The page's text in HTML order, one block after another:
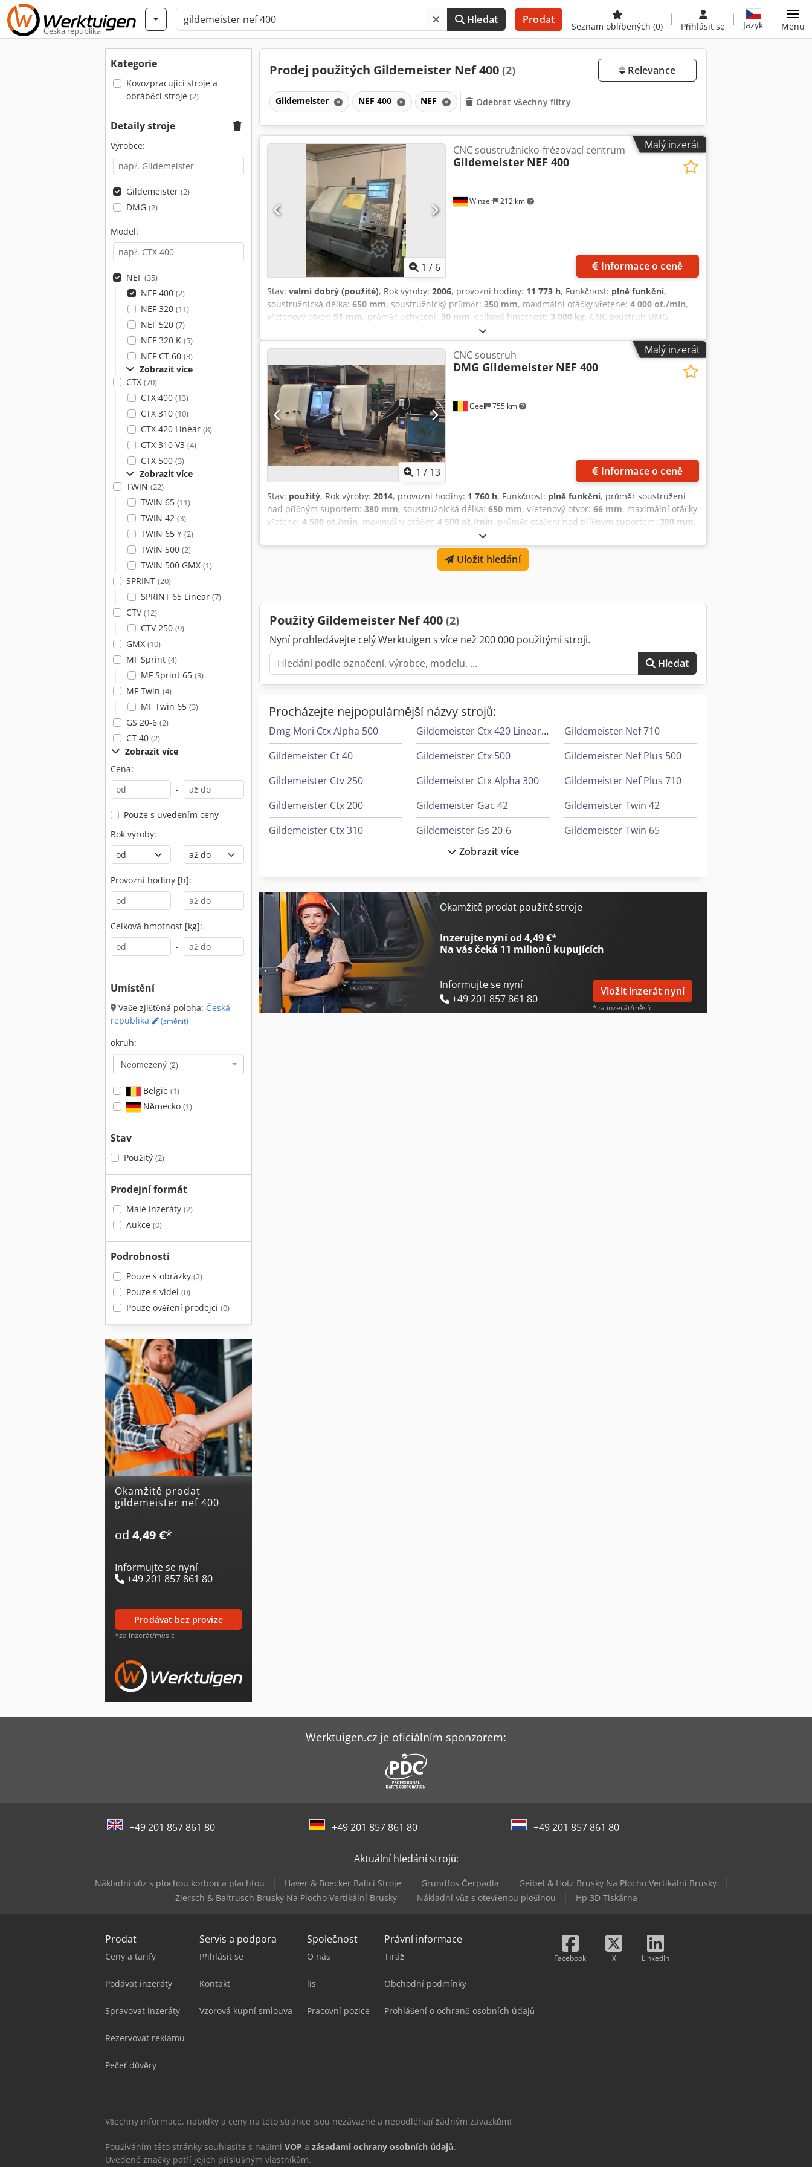
Česká republika
Hledat Prodat
Seznam oblíbených (0) Přihlásit se Jazyk Menu
Kategorie
Kovozpracující stroje a
obráběcí stroje (2)
Detaily stroje
Výrobce:
Gildemeister (2)
DMG (2)
Model:
NEF (35)
NEF 400 (2)
NEF 320 (11)
NEF 520 (7)
NEF 320 K (5)
NEF CT 60 (3)
Zobrazit více
CTX (70)
CTX 400 (13)
CTX 310 (10)
CTX 420 Linear (8)
CTX 310 V3 (4)
CTX 500 (3)
Zobrazit více
TWIN (22)
TWIN 65 (11)
TWIN 42 (3)
TWIN 65 Y (2)
TWIN 500 (2)
TWIN 500 GMX (1)
SPRINT (20)
SPRINT 65 Linear (7)
CTV(12)
CTV 250 (9)
GMX (10)
MF Sprint (4)
MF Sprint 65 (3)
MF Twin (4)
MF Twin 65 (3)
GS 20-6 (2)
CT 40 (2)
Zobrazit více
Cena:
-
Pouze s uvedením ceny
Rok výroby:
-
Provozní hodiny [h]:
-
Celková hmotnost [kg]:
-
Umístění
Vaše zjištěná poloha: Česká
republika
(změnit)
okruh:
Neomezený (2)
Belgie (1)
Německo (1)
Stav
Použitý (2)
Prodejní formát
Malé inzeráty (2)
Aukce (0)
Podrobnosti
Pouze s obrázky (2)
Pouze s videi (0)
Pouze ověření prodejci (0)
Okamžitě prodat
gildemeister nef 400
od 4,49 €*
Informujte se nyní
+49 201 857 861 80
prodávat bez provize
*za inzerát/měsíc
Prodej použitých Gildemeister Nef 400 (2) Relevance
Gildemeister NEF 400 NEF Odebrat všechny filtry
Malý inzerát
1 / 6
Winzer 212 km
CNC soustružnicko-frézovací centrum
Gildemeister NEF 400
Informace o ceně
Stav: velmi dobrý (použité), Rok výroby: 2006, provozní hodiny: 11 773 h, Funkčnost: plně funkční,
soustružnická délka: 650 mm, soustružnický průměr: 350 mm, maximální otáčky vřetene: 4 000 ot./min,
vřetenový otvor: 51 mm, průměr uchycení: 30 mm, celková hmotnost: 3 000 kg, CNC soustruh DMG
NEF400 Dcedpfezk T Nksx Ahksk Rok výroby: 2006 Řídicí systém: Siemens 840D Maximální průměr
soustružení: 350 mm Maximální délka soustružení: 650 mm Průměr vřetena: 51 mm Osmcestý revolverový
nástrojový zásobník Chladicí zařízení Odstraňovač třísek Dokumentace k stroji Včetně sklíčidla a sady
tvrdých sklíčidel VDI 30 Maximální otáčky: 4000 ot./min Prodej pouze podnikatelům, bez záruky a
odpovědnosti za vady. Obdržíte fakturu s aktuálně platnou sazbou DPH. Stroj lze naložit.
Malý inzerát
1 / 13
Geel 755 km
CNC soustruh
DMG Gildemeister NEF 400
Informace o ceně
Stav: použitý, Rok výroby: 2014, provozní hodiny: 1 760 h, Funkčnost: plně funkční, průměr soustružení
nad příčným suportem: 380 mm, soustružnická délka: 650 mm, vřetenový otvor: 66 mm, maximální otáčky
vřetene: 4 500 ot./min, maximální otáčky: 4 500 ot./min, průměr otáčení nad příčným suportem: 380 mm,
, Průměr tyče (max.):66 mm
tento použitý CNC soustruh DMG MORI NEF 400, rok výroby 2014. typ: NEF 400 sériové číslo: 01620009641
rok výroby: 2014 maximální otáčky hlavního vřetena: 4500 1/min Hydraulické sklíčidlo Průměr nad
suportem: 380 mm Délka soustružení: 650 mm Siemens shopturn 840 d Průměr tyče: 66 mm Hydraulický
Uložit hledání
Použitý Gildemeister Nef 400 (2)
Nyní prohledávejte celý Werktuigen s více než 200 000 použitými stroji.
Hledat
Procházejte nejpopulárnější názvy strojů:
Dmg Mori Ctx Alpha 500
Gildemeister Ct 40
Gildemeister Ctv 250
Gildemeister Ctx 200
Gildemeister Ctx 310
Gildemeister Ctx 400
Gildemeister Ctx 420 Linear
Gildemeister Ctx 420 Linear V6
Gildemeister Ctx 500
Gildemeister Ctx Alpha 300
Gildemeister Gac 42
Gildemeister Gs 20-6
Gildemeister Mf Sprint 65
Gildemeister Nef 320
Gildemeister Nef 600
Gildemeister Nef 710
Gildemeister Nef Plus 500
Gildemeister Nef Plus 710
Gildemeister Twin 42
Gildemeister Twin 65
Zobrazit více
Okamžitě prodat použité stroje
Inzerujte nyní od 4,49 €*
Na vás čeká 11 milionů kupujících
Informujte se nyní
+49 201 857 861 80
Vložit inzerát nyní
*za inzerát/měsíc
Werktuigen.cz je oficiálním sponzorem:
+49 201 857 861 80 +49 201 857 861 80 +49 201 857 861 80
Aktuální hledání strojů:
Nákladní vůz s plochou korbou a plachtou Haver & Boecker Balicí Stroje Grundfos Čerpadla
Geibel & Hotz Brusky Na Plocho Vertikální Brusky
Ziersch & Baltrusch Brusky Na Plocho Vertikální Brusky
Nákladní vůz s otevřenou plošinou Hp 3D Tiskárna
Prodat
Ceny a tarify
Podávat inzeráty
Spravovat inzeráty
Rezervovat reklamu
Pečeť důvěry
Servis a podpora
Přihlásit se
Kontakt
Vzorová kupní smlouva
Společnost
O nás
lis
Pracovní pozice
Právní informace
Tiráž
Obchodní podmínky
Prohlášení o ochraně osobních údajů
Facebook X LinkedIn
Všechny informace, nabídky a ceny na této stránce jsou nezávazné a nepodléhají žádným závazkům!
Používáním této stránky souhlasíte s našimi VOP a zásadami ochrany osobních údajů.
Uvedené značky patří jejich příslušným vlastníkům.